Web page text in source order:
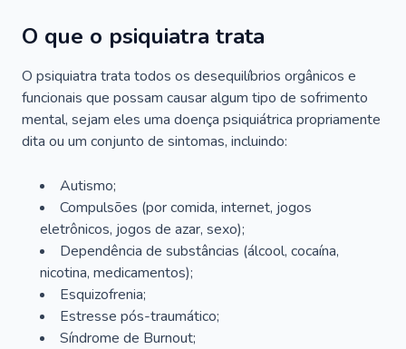
O que o psiquiatra trata
O psiquiatra trata todos os desequilíbrios orgânicos e
funcionais que possam causar algum tipo de sofrimento
mental, sejam eles uma doença psiquiátrica propriamente
dita ou um conjunto de sintomas, incluindo:
Autismo;
Compulsões (por comida, internet, jogos
eletrônicos, jogos de azar, sexo);
Dependência de substâncias (álcool, cocaína,
nicotina, medicamentos);
Esquizofrenia;
Estresse pós-traumático;
Síndrome de Burnout;